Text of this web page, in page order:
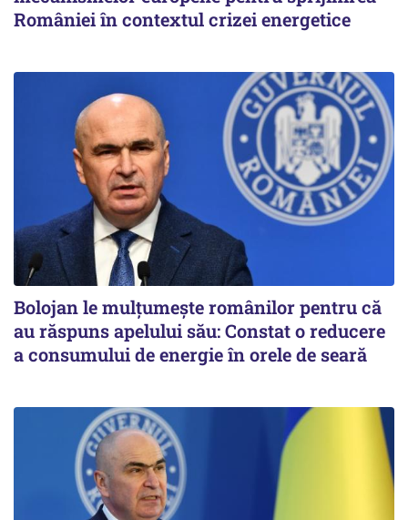
României în contextul crizei energetice
Bolojan le mulțumește românilor pentru că
au răspuns apelului său: Constat o reducere
a consumului de energie în orele de seară